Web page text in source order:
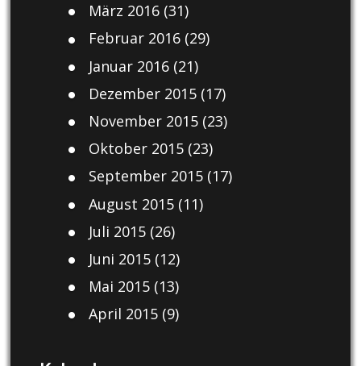
März 2016(31)
Februar 2016(29)
Januar 2016(21)
Dezember 2015(17)
November 2015(23)
Oktober 2015(23)
September 2015(17)
August 2015(11)
Juli 2015(26)
Juni 2015(12)
Mai 2015(13)
April 2015(9)